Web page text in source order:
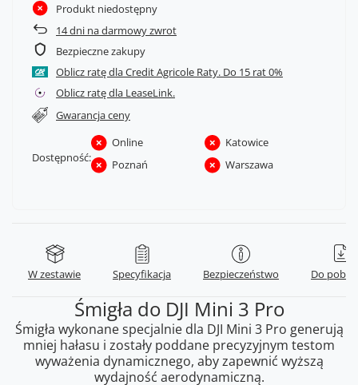
Produkt niedostępny
14dni na darmowy zwrot
Bezpieczne zakupy
Oblicz ratę dla Credit Agricole Raty.
Oblicz ratę dla LeaseLink.
Gwarancja ceny
Dostępność:
Online
Katowice
Poznań
Warszawa
W zestawie Specyfikacja Bezpieczeństwo Do
Śmigła do DJI Mini 3 Pro
Śmigła wykonane specjalnie dla DJI Mini 3 Pro generują
mniej hałasu i zostały poddane precyzyjnym testom
wyważenia dynamicznego, aby zapewnić wyższą
wydajność aerodynamiczną.